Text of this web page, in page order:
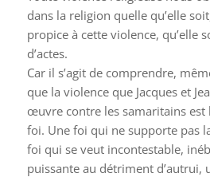
dans la religion quelle qu’elle
propice à cette violence, qu’elle
d’actes.
Car il s’agit de comprendre,
que la violence que Jacques et
œuvre contre les samaritains est
foi. Une foi qui ne supporte pas
foi qui se veut incontestable,
puissante au détriment d’autrui,